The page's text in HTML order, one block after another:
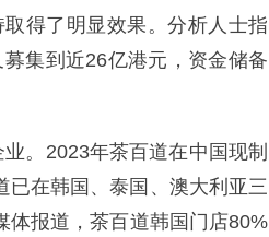
得了明显效果。分析人士指
集到近26亿港元，资金储备
。2023年茶百道在中国现制
已在韩国、泰国、澳大利亚三
体报道，茶百道韩国门店80%